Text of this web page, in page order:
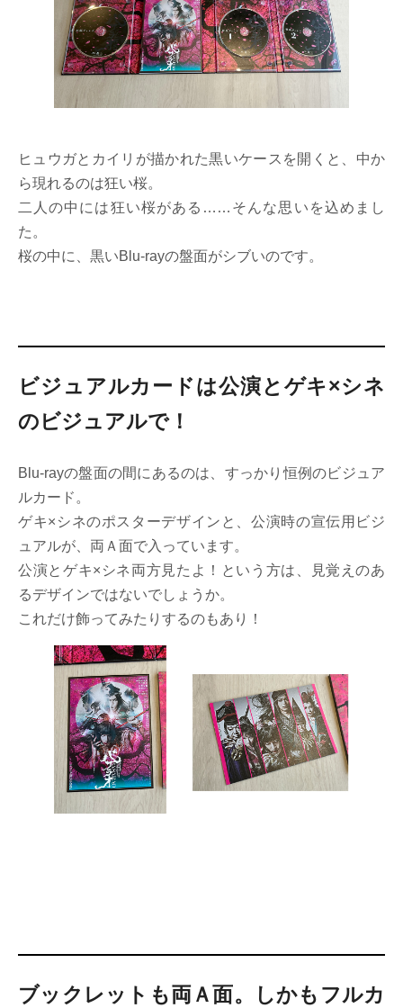
ヒュウガとカイリが描かれた黒いケースを開くと、中か
ら現れるのは狂い桜。
二人の中には狂い桜がある……そんな思いを込めまし
た。
桜の中に、黒いBlu-rayの盤面がシブいのです。
ビジュアルカードは公演とゲキ×シネ
のビジュアルで！
Blu-rayの盤面の間にあるのは、すっかり恒例のビジュア
ルカード。
ゲキ×シネのポスターデザインと、公演時の宣伝用ビジ
ュアルが、両Ａ面で入っています。
公演とゲキ×シネ両方見たよ！という方は、見覚えのあ
るデザインではないでしょうか。
これだけ飾ってみたりするのもあり！
ブックレットも両Ａ面。しかもフルカ